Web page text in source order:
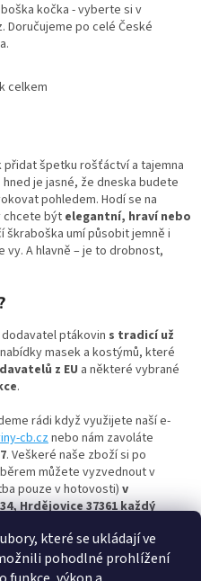
které se ukládají ve
pohodlné prohlížení
kočka - vyberte si v
Doručujeme po celé České
O
ý
p
i
celkem
přidat špetku rošťáctví a tajemna
je jasné, že dneska budete
pohledem. Hodí se na
chcete být elegantní, hraví nebo
škraboška umí působit jemně i
A hlavně – je to drobnost,
ptákovin s tradicí už
masek a kostýmů, které
z EU a některé vybrané
.
rádi když využijete naší e-
cb.cznebo nám zavoláte
. Veškeré naše zboží si po
můžete vyzvednout v
pouze v hotovosti) v
Hrdějovice 37361 každý
celý život smát a radovat,
a bavte se s námi.